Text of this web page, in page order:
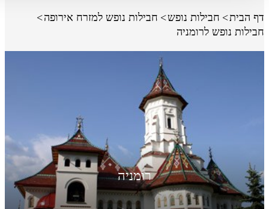
דף הבית חבילות נופש
חבילות נופש למזרח אירופה
חבילות נופש לרומניה
רומניה